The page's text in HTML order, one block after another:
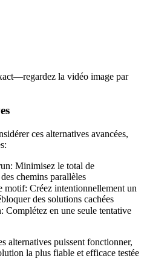
la vidéo image par
ces alternatives avancées,
Minimisez le total de
chemins parallèles
motif: Créez intentionnellement un
des solutions cachées
Complétez en une seule tentative
alternatives puissent fonctionner,
la plus fiable et efficace testée